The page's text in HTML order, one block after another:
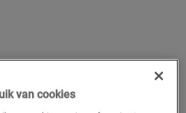
in het echt te zien? Zit je nog
van cookies